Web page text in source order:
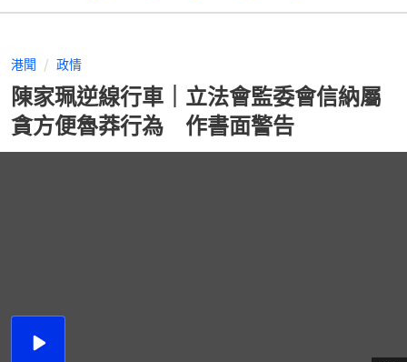
港聞 政情
陳家珮逆線行車｜立法會監委會信納屬
貪方便魯莽行為 作書面警告
播